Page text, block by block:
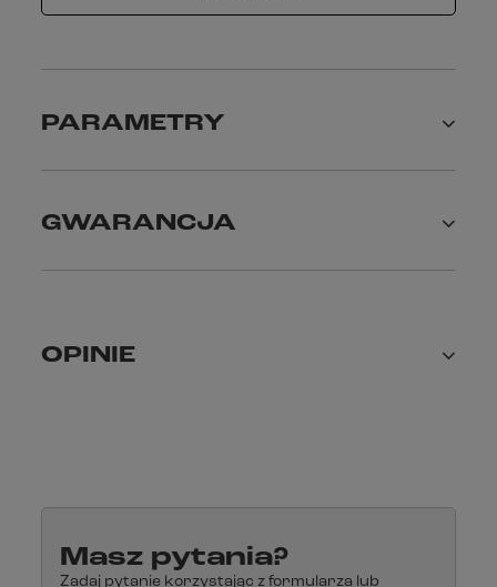
szybkie założenie na istniejącą odzież motocyklową
PARAMETRY
GWARANCJA
OPINIE
Masz pytania?
Zadaj pytanie korzystając z formularza lub